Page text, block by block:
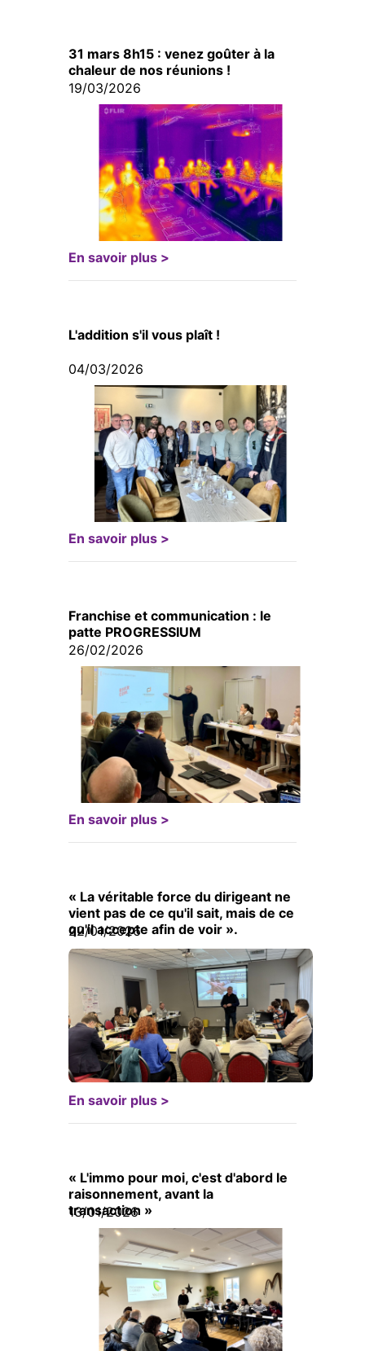
31 mars 8h15 : venez goûter à la
chaleur de nos réunions !
19/03/2026
En savoir plus >
L'addition s'il vous plaît !
04/03/2026
En savoir plus >
Franchise et communication : le
patte PROGRESSIUM
26/02/2026
En savoir plus >
« La véritable force du dirigeant ne
vient pas de ce qu'il sait, mais de ce
qu'il accepte afin de voir ».
22/01/2026
En savoir plus >
« L'immo pour moi, c'est d'abord le
raisonnement, avant la
transaction »
13/01/2026